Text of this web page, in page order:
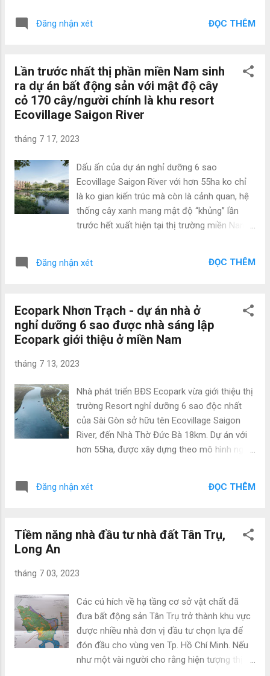
tại các vùng đất. Hai thập kỉ trước, nhà sáng
sản bậc nhất Việt Nam. ĐÁNH THỨC VÙNG
những đơn vị đầu tư tiên phong tuyển lựa
khu đất phía đông cửa ngõ Thủ đô để tăng
trưởng công trình đầu tay. Trên khu đất rộng
gần 500 ha, cách thức hồ Hoàn Kiếm 15 km,
la, nhà sáng lập Ecopark đã kiến tạo nên đại
đô thị xanh bự bậc nhất miền Bắc. biệt thự
đảo, Ecopark Các người sáng lập Ecopark
cho rằng câu chuyện lớn mạnh BĐS phải dựa
trên một tình yêu nhưng cũng phải dựa trên 1
cơ sở vật chất khoa học, có tư duy sáng tạo.
Theo đó, thành công đối mang 1 nhà phát
số bán hàng càng nhiều càng phải chăng,
Đăng nhận xét ĐỌC THÊM
Lần trước nhất thị phần miền Nam sinh
ra dự án bất động sản với mật độ cây
cỏ 170 cây/người chính là khu resort
Ecovillage Saigon River
tháng 7 17, 2023
Dấu ấn của dự án nghỉ dưỡng 6 sao
Ecovillage Saigon River với hơn 55ha ko chỉ
là ko gian kiến trúc mà còn là cảnh quan, hệ
thống cây xanh mang mật độ “khủng” lần
trước hết xuất hiện tại thị trường miền Nam–
thế hệ mang không gian sống lý tưởng khi
mang tiêu chuẩn… Người Sài Gòn “khát” ko
gian xanh Trong bảng tiêu chí xếp hạng các
đô thị đáng sống quả đât của cơ quan
Intelligence Unit (EIU), tỷ lệ ko gian xanh trên
mật độ dân cư được đặt lên bậc nhất. Thành
ra, các thành phố nằm trong top thành phố
đáng sống như Vienna (Áo), Melbourne
(Australia) hay Vancouver (Canada) đều sở
hữu đặc trưng phổ biến đấy là diện tích mảng
xanh lớn. Theo ước lượng mỗi người dân
xanh để đảm bảo không khí trong lành cho
Đăng nhận xét ĐỌC THÊM
Ecopark Nhơn Trạch - dự án nhà ở
nghỉ dưỡng 6 sao được nhà sáng lập
Ecopark giới thiệu ở miền Nam
tháng 7 13, 2023
Nhà phát triển BĐS Ecopark vừa giới thiệu thị
trường Resort nghỉ dưỡng 6 sao độc nhất
của Sài Gòn sở hữu tên Ecovillage Saigon
River, đến Nhà Thờ Đức Bà 18km. Dự án với
hơn 55ha, được xây dựng theo mô hình nghỉ
phân khu khách sạn được vận hành bởi nhãn
CỦA NGƯỜI GIÀU HÀ NỘI VÀ CHUYÊN GIA
các thương hiệu bất động sản hàng đầu Việt
Nam. Cách Hồ Hoàn Kiếm 14km, đại khu đô
thị Ecopark - dự án đầu tay của Nhà sáng lập
Ecopark, đã trở thành 1 trong các khu dự án
sinh thái mập nhất miền Bắc, có tổng vốn
đầu tư lên tới hơn 10 tỷ đô la Mỹ, tụ họp
nhiều mẫu hình bất động sản từ CHCC cao
Đăng nhận xét ĐỌC THÊM
Tiềm năng nhà đầu tư nhà đất Tân Trụ,
Long An
tháng 7 03, 2023
Các cú hích về hạ tầng cơ sở vật chất đã
đưa bất động sản Tân Trụ trở thành khu vực
được nhiều nhà đơn vị đầu tư chọn lựa để
đón đầu cho vùng ven Tp. Hồ Chí Minh. Nếu
như một vài người cho rằng hiện tượng thị